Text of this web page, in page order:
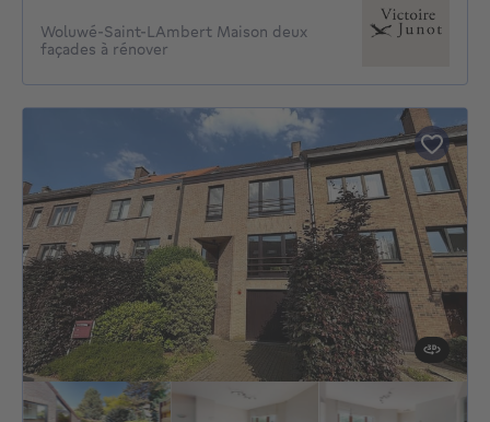
Woluwé-Saint-LAmbert Maison deux
façades à rénover